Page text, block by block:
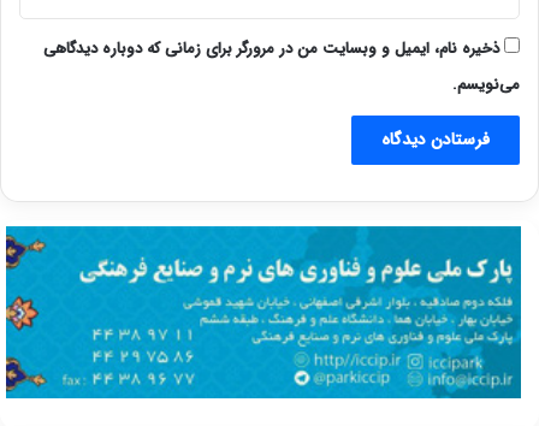
ذخیره نام، ایمیل و وبسایت من در مرورگر برای زمانی که دوباره دیدگاهی
می‌نویسم.